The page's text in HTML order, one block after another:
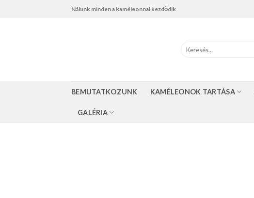
Nálunk minden a kaméleonnal kezdődik
BEMUTATKOZUNK KAMÉLEONOK TARTÁSA
GALÉRIA